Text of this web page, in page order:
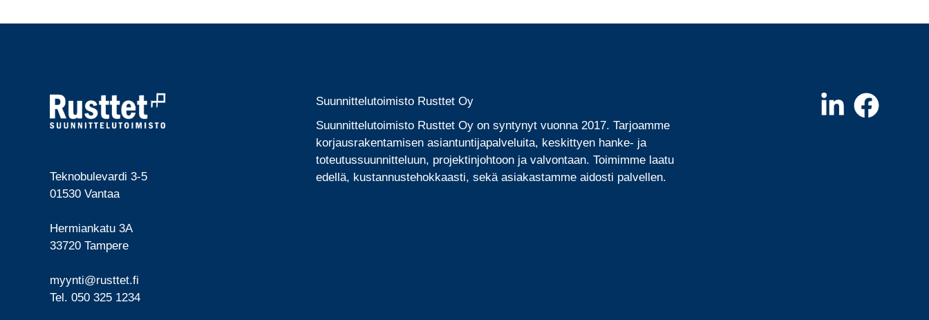
Teknobulevardi 3-5
01530 Vantaa
Hermiankatu 3A
33720 Tampere
myynti@rusttet.fi
Tel. 050 325 1234
Suunnittelutoimisto Rusttet Oy
Suunnittelutoimisto Rusttet Oy on syntynyt vuonna 2017. Tarjoamme
korjausrakentamisen asiantuntijapalveluita, keskittyen hanke- ja
toteutussuunnitteluun, projektinjohtoon ja valvontaan. Toimimme laatu
edellä, kustannustehokkaasti, sekä asiakastamme aidosti palvellen.